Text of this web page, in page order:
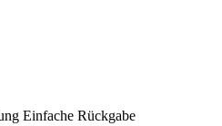
Einfache Rückgabe